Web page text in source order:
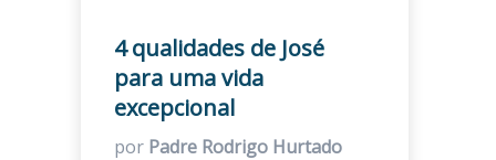
4 qualidades de José
para uma vida
excepcional
por Padre Rodrigo Hurtado